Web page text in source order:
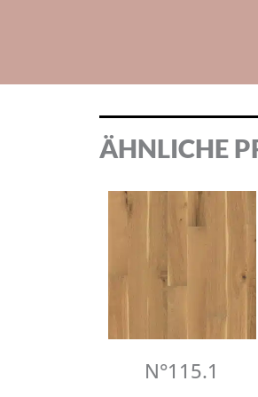
ÄHNLICHE
N°115.1